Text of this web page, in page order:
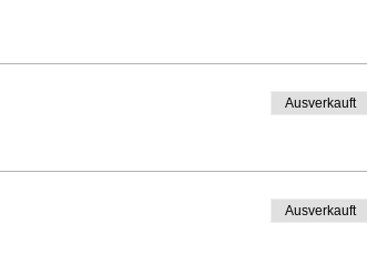
Ausverkauft
Ausverkauft